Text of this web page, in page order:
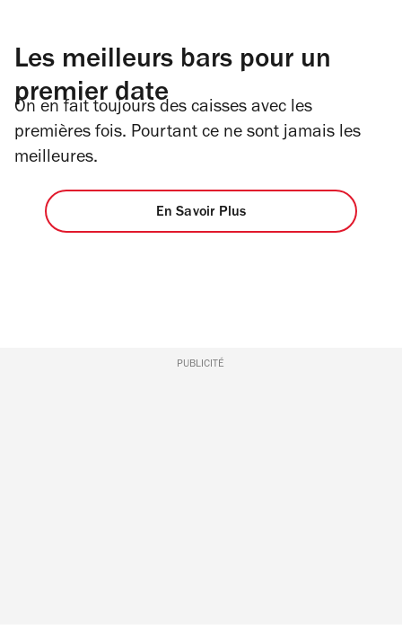
Les meilleurs bars pour un
premier date
On en fait toujours des caisses avec les
premières fois. Pourtant ce ne sont jamais les
meilleures.
En Savoir Plus
PUBLICITÉ